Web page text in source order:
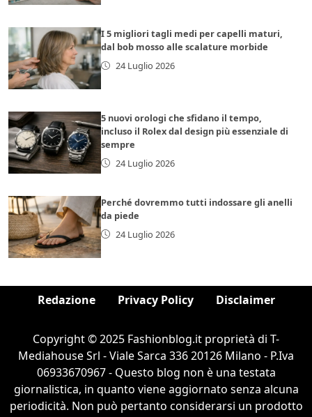
I 5 migliori tagli medi per capelli maturi,
dal bob mosso alle scalature morbide
24 Luglio 2026
5 nuovi orologi che sfidano il tempo,
incluso il Rolex dal design più essenziale di
sempre
24 Luglio 2026
Perché dovremmo tutti indossare gli anelli
da piede
24 Luglio 2026
Redazione Privacy Policy Disclaimer
Copyright © 2025 Fashionblog.it proprietà di T-
Mediahouse Srl - Viale Sarca 336 20126 Milano - P.Iva
06933670967 - Questo blog non è una testata
giornalistica, in quanto viene aggiornato senza alcuna
periodicità. Non può pertanto considerarsi un prodotto